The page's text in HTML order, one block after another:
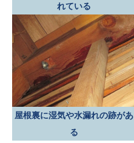
れている
屋根裏に湿気や水漏れの跡があ
る